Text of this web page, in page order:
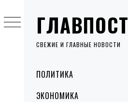
ГЛАВПОСТ
СВЕЖИЕ И ГЛАВНЫЕ НОВОСТИ
MenuПОЛИТИКА
ЭКОНОМИКА
to
content